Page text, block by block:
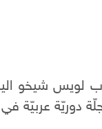
دوريّة عربيّة في